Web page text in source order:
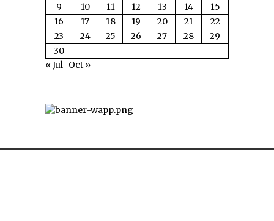
9
10 11 12 13 14
15
16
17 18 19 20 21
22
23
24 25 26 27 28
29
30
« Jul Oct »